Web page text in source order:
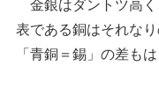
金銀はダントツ高く
表である銅はそれな
「青銅＝錫」の差も